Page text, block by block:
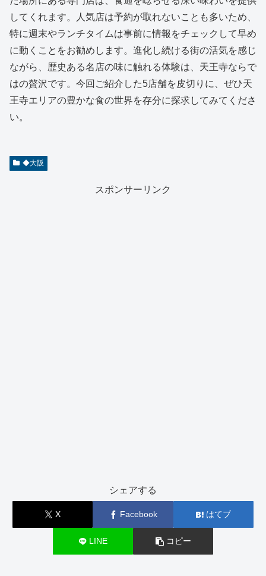
してくれます。人気店は予約が取れないことも多いため、
特に週末やランチタイムは事前に情報をチェックして早め
に動くことをお勧めします。進化し続ける街の活気を感じ
ながら、歴史ある名店の味に触れる体験は、天王寺ならで
はの贅沢です。今回ご紹介した5店舗を皮切りに、ぜひ天
王寺エリアの豊かな食の世界を存分に探求してみてくださ
い。
◆大阪
スポンサーリンク
シェアする
X Facebook はてブ
LINE コピー